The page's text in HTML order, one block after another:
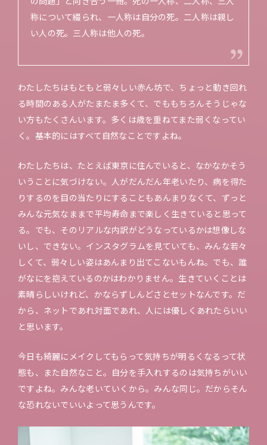
称について綴られ、一人称は自分の死。二人称は親し
い人の死。三人称は他人の死。
わたしたちはもともと弱々しい赤ん坊で、ちょっと動き回れ
る時間のある人がたまたま多くて、でももちろんそうじゃな
い方もたくさんいます。多くは歳を重ねてまた弱くなってい
く。基本的にはすべて自然なことですよね。
わたしたちは、たとえば東京に住んでいると、なかなかそう
いうことに気づけない。人がだんだん年老いたり、病を得た
りするのを目の当たりにすることもあんまりなくて、ずっと
みんな元気なままで平均寿命まで楽しく生きていると思って
る。でも、そのリアルな内訳がどうなっているかは想像しな
いし、できない。インスタグラムを見ていても、みんな若々
しくて、弱々しい姿はあんまり出てこないもんね。でも、誰
がなにを抱えているのかはわかりません。生きていくことは
素晴らしいけれど、かならずしんどさとセットなんです。だ
から、ネットであれ対面であれ、人には優しくあれたらいい
と思います。
今日も綺麗にメイクしてもらって気持ちが明るくなるって状
態も、また自然なこと。自分を手入れするのは気持ちがいい
ですよね。みんな老いていくから。みんな同じ。だからそん
な恐れないでいいよって思うんです。